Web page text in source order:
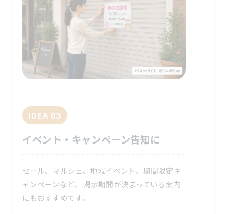
IDEA 03
イベント・キャンペーン告知に
セール、マルシェ、地域イベント、期間限定キ
ャンペーンなど、 掲示期間が決まっている案内
にもおすすめです。